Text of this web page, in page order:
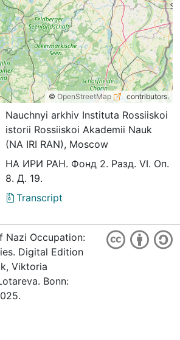
© OpenStreetMap contributors.
Nauchnyi arkhiv Instituta Rossiiskoi
istorii Rossiiskoi Akademii Nauk
(NA IRI RAN), Moscow
НА ИРИ РАН. Фонд 2. Разд. VI. Оп.
8. Д. 19.
Transcript
Nazi Occupation:
Digital Edition
Viktoria
Bonn: